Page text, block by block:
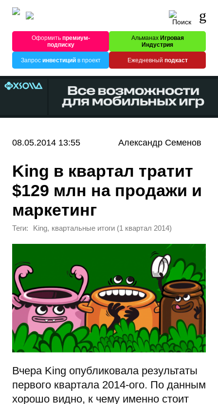
Оформитьпремиум-
подписку
Альманах Игровая
Индустрия
Запрос инвестицийв проект Ежедневный подкаст
08.05.2014 13:55 Александр Семенов
King в квартал тратит
$129 млн на продажи и
маркетинг
Теги: King, квартальные итоги (1 квартал 2014)
Вчера King опубликовала результаты
первого квартала 2014-ого. По данным
хорошо видно, к чему именно стоит